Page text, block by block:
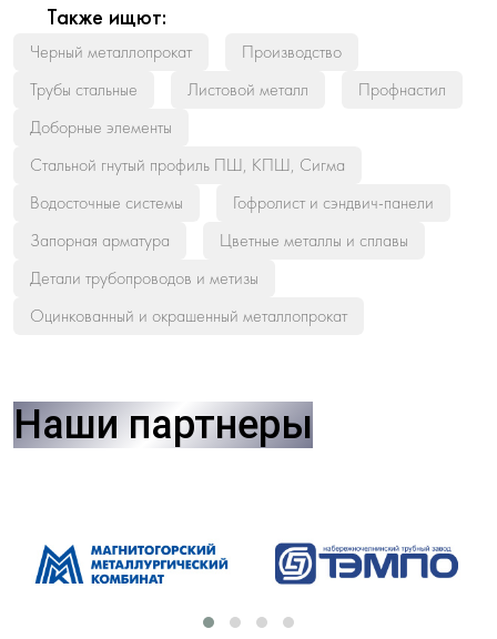
Также ищют:
Черный металлопрокат
Производство
Трубы стальные
Листовой металл
Профнастил
Доборные элементы
Стальной гнутый профиль ПШ, КПШ, Сигма
Водосточные системы
Гофролист и сэндвич-панели
Запорная арматура
Цветные металлы и сплавы
Детали трубопроводов и метизы
Оцинкованный и окрашенный металлопрокат
Наши партнеры